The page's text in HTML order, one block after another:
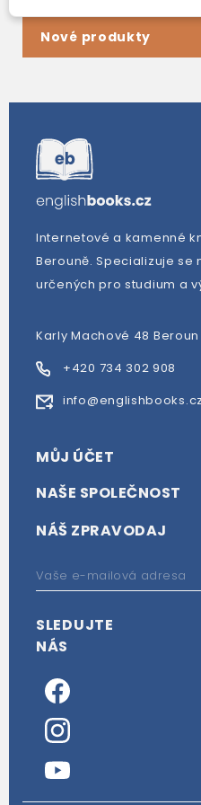
Nové produkty
Internetové a kamenné
Berouně. Specializuje
určených pro studium a
Karly Machové 48 Beroun
+420 734 302 908
info@englishbooks.cz
MŮJ ÚČET
NAŠE SPOLEČNOST
NÁŠ ZPRAVODAJ
SLEDUJTE
NÁS